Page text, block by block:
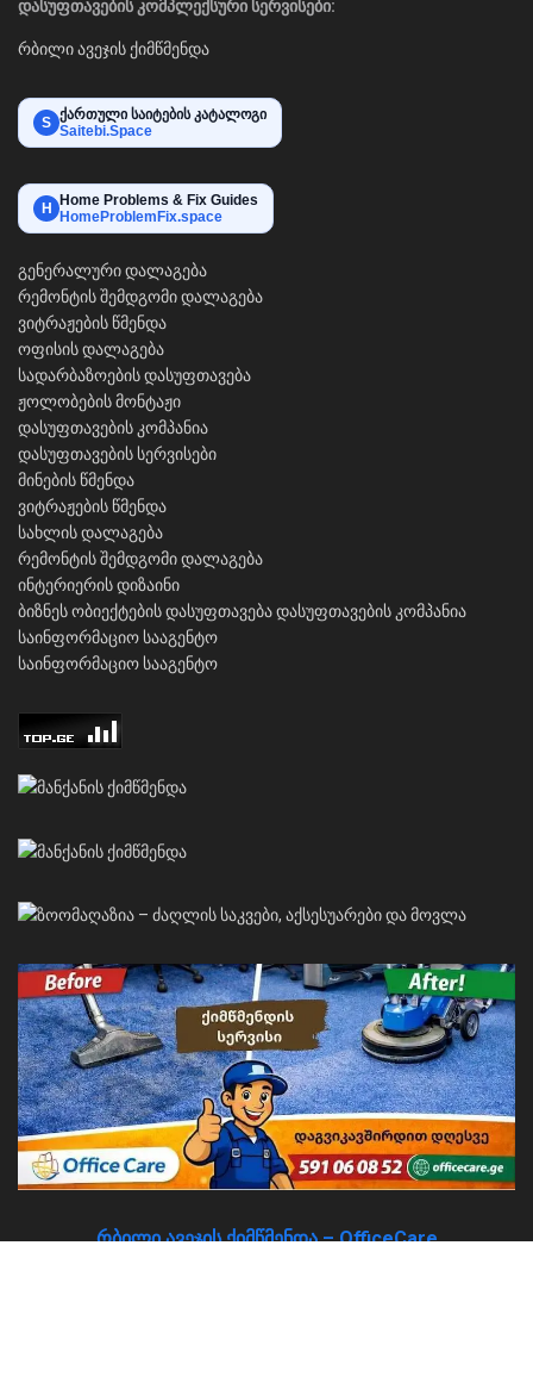
დასუფთავების კომპლექსური სერვისები:
რბილი ავეჯის ქიმწმენდა
S ქართული საიტების კატალოგი
Saitebi.Space
H
Home Problems & Fix Guides
HomeProblemFix.space
გენერალური დალაგება
რემონტის შემდგომი დალაგება
ვიტრაჟების წმენდა
ოფისის დალაგება
სადარბაზოების დასუფთავება
ჟოლობების მონტაჟი
დასუფთავების კომპანია
დასუფთავების სერვისები
მინების წმენდა
ვიტრაჟების წმენდა
სახლის დალაგება
რემონტის შემდგომი დალაგება
ინტერიერის დიზაინი
ბიზნეს ობიექტების დასუფთავებადასუფთავების კომპანია
საინფორმაციო სააგენტო
საინფორმაციო სააგენტო
რბილი ავეჯის ქიმწმენდა – OfficeCare